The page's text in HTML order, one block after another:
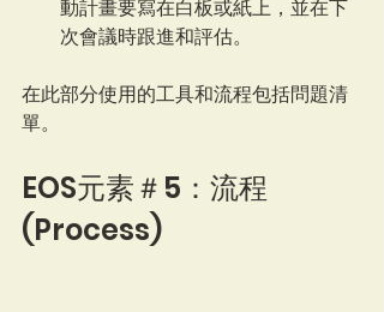
動計畫要寫在白板或紙上，並在下
次會議時跟進和評估。
在此部分使用的工具和流程包括問題清
單。
EOS元素＃5：流程
(Process)